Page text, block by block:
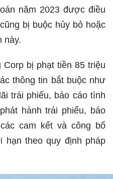
năm 2023 được điều
bị buộc hủy bỏ hoặc
này.
bị phạt tiền 85 triệu
thông tin bắt buộc như
trái phiếu, báo cáo tình
hành trái phiếu, báo
cam kết và công bố
hạn theo quy định pháp